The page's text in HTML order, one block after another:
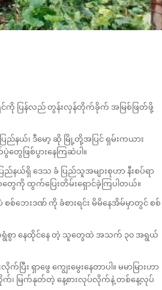
ာရှင်ကို ပြန်လည် တွန်းလှန်တိုက်ခိုက် အမြစ်ဖြတ်ဖို့
ည်နယ်၊ ဒီမော့ ဆို မြို့တို့အပြင် ရှမ်းကယား
ဖြစ်ပွားနေကြဆဲပါ။
ယ်ရှိ ဒေသ ခံ ပြည်သူအများစုဟာ နီးစပ်ရာ
တွေကို ထွက်ပြေးတိမ်းရှောင်ခဲ့ကြပါတယ်။
ဘေးဒဏ် ကို ခံစားရင်း မိမိနေအိမ်မှာတွင် စစ်
က်ရွံစွာ နေထိုင်နေ တဲ့ သူတွေထဲ အသက် ၃၀ အရွယ်
ြီး ရှာဖွေ ကျွေးမွေးနေတာပါ။ မမာမြားဟာ
၊ မြက်နုတ်တဲ့ နေ့စားလုပ်လိုက်နဲ့ တစ်နေ့လုပ်